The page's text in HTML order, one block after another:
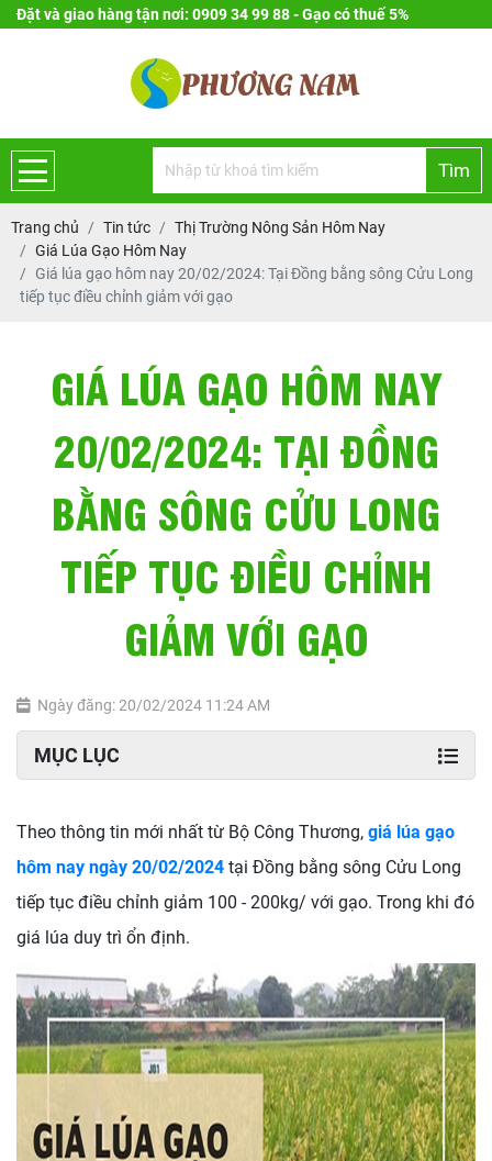
Đặt và giao hàng tận nơi: 0909 34 99 88 - Gạo có thuế 5%
Tìm
Trang chủ Tin tức
Thị Trường Nông Sản Hôm Nay
Giá Lúa Gạo Hôm Nay
Giá lúa gạo hôm nay 20/02/2024: Tại Đồng bằng sông Cửu Long
tiếp tục điều chỉnh giảm với gạo
GIÁ LÚA GẠO HÔM NAY
20/02/2024: TẠI ĐỒNG
BẰNG SÔNG CỬU LONG
TIẾP TỤC ĐIỀU CHỈNH
GIẢM VỚI GẠO
Ngày đăng: 20/02/2024 11:24 AM
MỤC LỤC
Theo thông tin mới nhất từ Bộ Công Thương, giá lúa gạo
hôm nay ngày 20/02/2024 tại Đồng bằng sông Cửu Long
tiếp tục điều chỉnh giảm 100 - 200kg/ với gạo. Trong khi đó
giá lúa duy trì ổn định.